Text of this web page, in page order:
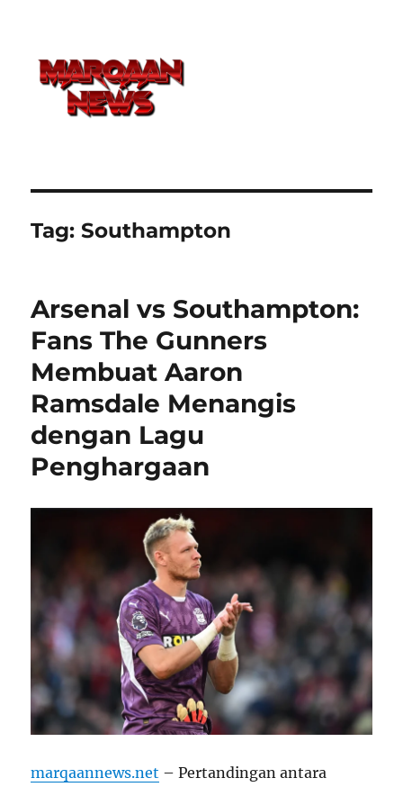
Tag:Southampton
Arsenal vs Southampton:
Fans The Gunners
Membuat Aaron
Ramsdale Menangis
dengan Lagu
Penghargaan
marqaannews.net – Pertandingan antara